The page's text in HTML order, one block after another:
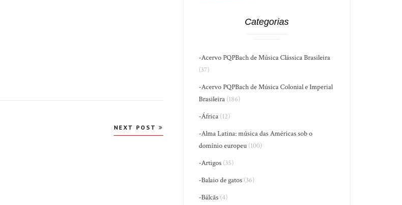
NEXT POST
Categorias
-Acervo PQPBach de Música Clássica Brasileira
(37)
-Acervo PQPBach de Música Colonial e Imperial
Brasileira (186)
-África (12)
-Alma Latina: música das Américas sob o
domínio europeu (100)
-Artigos (35)
-Balaio de gatos (36)
-Bálcãs (4)